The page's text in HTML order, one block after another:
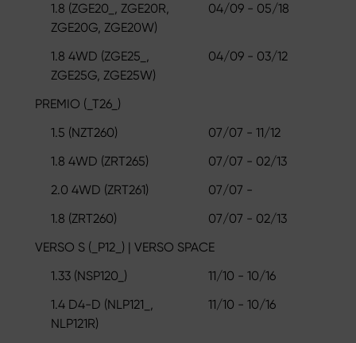
1.8 (ZGE20_, ZGE20R,
ZGE20G, ZGE20W)
04/09 - 05/18
1.8 4WD (ZGE25_,
ZGE25G, ZGE25W)
04/09 - 03/12
PREMIO (_T26_)
1.5 (NZT260)
07/07 - 11/12
1.8 4WD (ZRT265)
07/07 - 02/13
2.0 4WD (ZRT261)
07/07 -
1.8 (ZRT260)
07/07 - 02/13
VERSO S (_P12_) | VERSO SPACE
1.33 (NSP120_)
11/10 - 10/16
1.4 D4-D (NLP121_,
NLP121R)
11/10 - 10/16